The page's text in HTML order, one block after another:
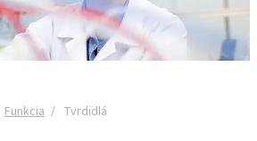
Funkcia Tvrdidlá